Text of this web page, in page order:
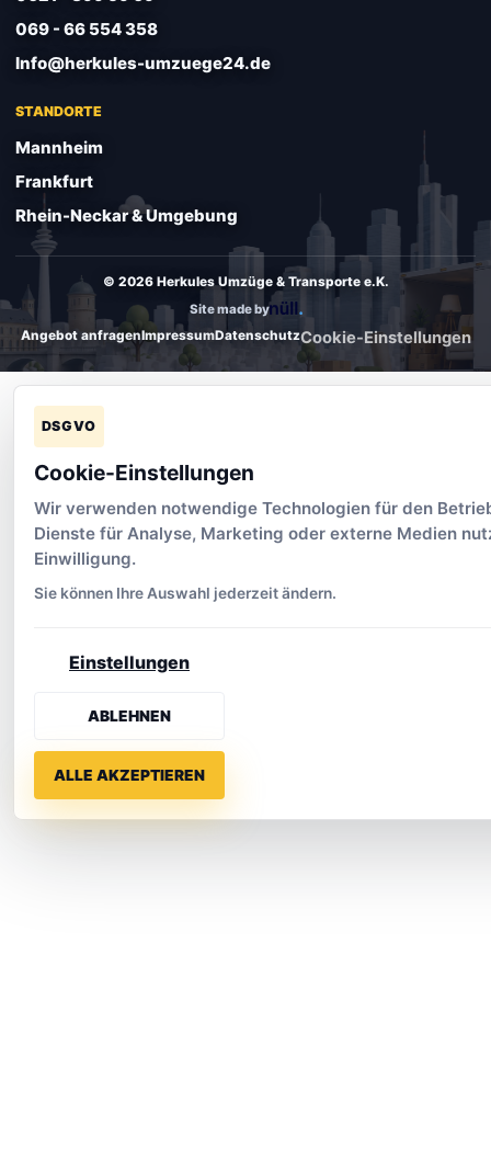
069 - 66 554 358
Info@herkules-umzuege24.de
STANDORTE
Mannheim
Frankfurt
Rhein-Neckar & Umgebung
© 2026 Herkules Umzüge & Transporte e.K.
Site made by
Angebot anfragenImpressumDatenschutzCookie-Einstellungen
DSGVO
Cookie-Einstellungen
Wir verwenden notwendige Technologien für den
Dienste für Analyse, Marketing oder externe Medien
Einwilligung.
Sie können Ihre Auswahl jederzeit ändern.
Einstellungen
ABLEHNEN
ALLE AKZEPTIEREN